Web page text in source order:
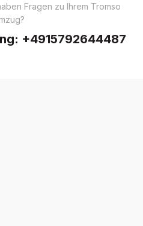
Fragen zu Ihrem Tromso
+4915792644487